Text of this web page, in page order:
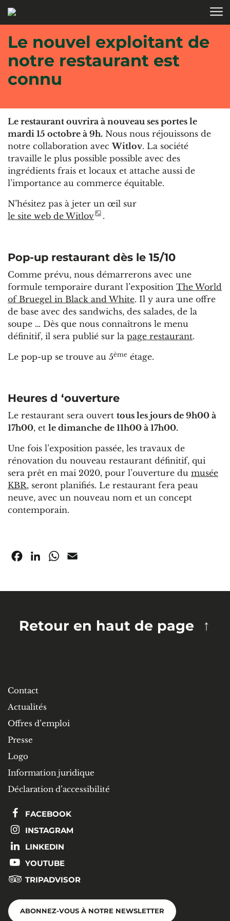
Aller au contenu
Le nouvel exploitant de
notre restaurant est
connu
Le restaurant ouvrira à nouveau ses portes le
mardi 15 octobre à 9h. Nous nous réjouissons de
notre collaboration avecWitlov. La société
travaille le plus possible possible avec des
ingrédients frais et locaux et attache aussi de
l’importance au commerce équitable.
N’hésitez pas à jeter un œil sur
le site web de Witlov
.
Pop-up restaurant dès le 15/10
Comme prévu, nous démarrerons avec une
formule temporaire durant l’exposition The World
of Bruegel in Black and White. Il y aura une offre
de base avec des sandwichs, des salades, de la
soupe … Dès que nous connaîtrons le menu
définitif, il sera publié sur la page restaurant.
Le pop-up se trouve au 5ème étage.
Heures d ‘ouverture
Le restaurant sera ouvert tous les jours de 9h00 à
17h00, et le dimanche de 11h00 à 17h00.
Une fois l’exposition passée, les travaux de
rénovation du nouveau restaurant définitif, qui
sera prêt en mai 2020, pour l’ouverture du musée
KBR, seront planifiés. Le restaurant fera peau
neuve, avec un nouveau nom et un concept
contemporain.
FacebookLinkedInWhatsApp
Retour en haut de page
Contact
Actualités
Offres d’emploi
Presse
Logo
Information juridique
Déclaration d’accessibilité
FACEBOOK
INSTAGRAM
LINKEDIN
YOUTUBE
TRIPADVISOR
ABONNEZ-VOUS À NOTRE NEWSLETTER